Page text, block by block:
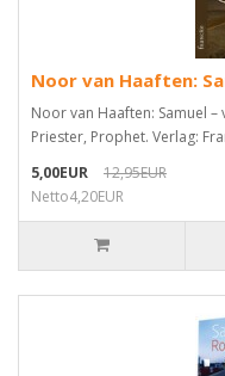
Noor van Haaften:
Noor van Haaften: Samuel
Priester, Prophet. Verlag:
5,00EUR
12,95EUR
Netto4,20EUR